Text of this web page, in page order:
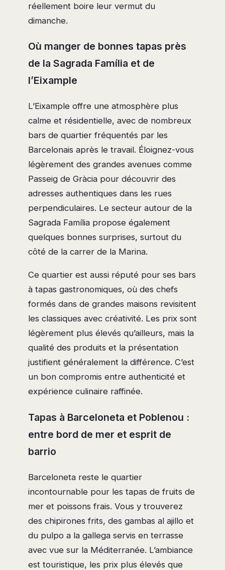
réellement boire leur vermut du
dimanche.
Où manger de bonnes tapas près
de la Sagrada Família et de
l’Eixample
L’Eixample offre une atmosphère plus
calme et résidentielle, avec de nombreux
bars de quartier fréquentés par les
Barcelonais après le travail. Éloignez-vous
légèrement des grandes avenues comme
Passeig de Gràcia pour découvrir des
adresses authentiques dans les rues
perpendiculaires. Le secteur autour de la
Sagrada Família propose également
quelques bonnes surprises, surtout du
côté de la carrer de la Marina.
Ce quartier est aussi réputé pour ses bars
à tapas gastronomiques, où des chefs
formés dans de grandes maisons revisitent
les classiques avec créativité. Les prix sont
légèrement plus élevés qu’ailleurs, mais la
qualité des produits et la présentation
justifient généralement la différence. C’est
un bon compromis entre authenticité et
expérience culinaire raffinée.
Tapas à Barceloneta et Poblenou :
entre bord de mer et esprit de
barrio
Barceloneta reste le quartier
incontournable pour les tapas de fruits de
mer et poissons frais. Vous y trouverez
des chipirones frits, des gambas al ajillo et
du pulpo a la gallega servis en terrasse
avec vue sur la Méditerranée. L’ambiance
est touristique, les prix plus élevés que